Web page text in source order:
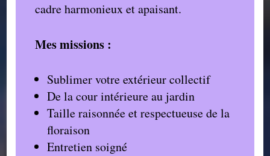
cadre harmonieux et apaisant.
Mes missions :
Sublimer votre extérieur collectif
De la cour intérieure au jardin
Taille raisonnée et respectueuse de la
floraison
Entretien soigné